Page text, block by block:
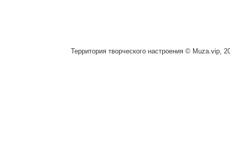
Территория творческого настроения © Muza.vip,